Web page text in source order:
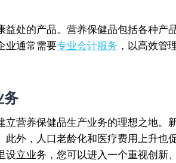
处的产品。营养保健品包括各种产
业通常需要专业会计服务 ，以高效管
务
营养保健品生产业务的理想之地。
外，人口老龄化和医疗费用上升也
立业务，您可以进入一个重视创新